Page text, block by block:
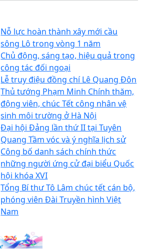
Nỗ lực hoàn thành xây mới cầu
sông Lô trong vòng 1 năm
Chủ động, sáng tạo, hiệu quả trong
công tác đối ngoại
Lễ truy điệu đồng chí Lê Quang Đôn
Thủ tướng Phạm Minh Chính thăm,
động viên, chúc Tết công nhân vệ
sinh môi trường ở Hà Nội
Đại hội Đảng lần thứ II tại Tuyên
Quang Tầm vóc và ý nghĩa lịch sử
Công bố danh sách chính thức
những người ứng cử đại biểu Quốc
hội khóa XVI
Tổng Bí thư Tô Lâm chúc tết cán bộ,
phóng viên Đài Truyền hình Việt
Nam